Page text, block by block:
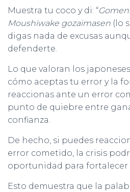
Muestra tu coco y di: “
Moushiwake gozaimasen (lo
digas nada de excusas
defenderte.
Lo que valoran los
cómo aceptas tu error y la
reaccionas ante un error
punto de quiebre entre
confianza.
De hecho, si puedes
error cometido, la crisis
oportunidad para fortalecer
Esto demuestra que la